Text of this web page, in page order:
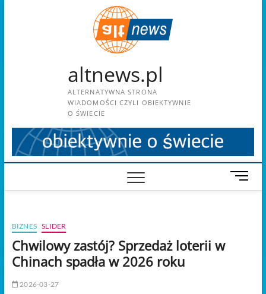
altnews.pl
ALTERNATYWNA STRONA
WIADOMOŚCI CZYLI OBIEKTYWNIE
O ŚWIECIE
M
e
BIZNES SLIDER
Chwilowy zastój? Sprzedaż loterii w
Chinach spadła w 2026 roku
2026-03-27